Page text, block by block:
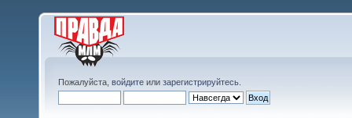
Пожалуйста, войдите или зарегистрируйтесь